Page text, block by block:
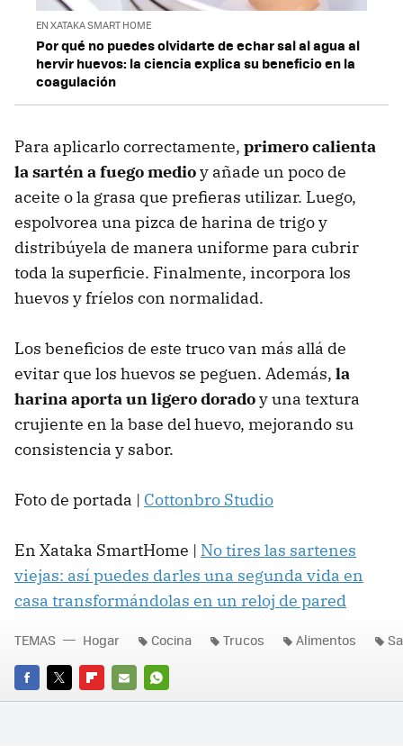
EN XATAKA SMART HOME
Por qué no puedes olvidarte de echar sal al agua al
hervir huevos: la ciencia explica su beneficio en la
coagulación
Para aplicarlo correctamente, primero calienta
la sartén a fuego medioy añade un poco de
aceite o la grasa que prefieras utilizar. Luego,
espolvorea una pizca de harina de trigo y
distribúyela de manera uniforme para cubrir
toda la superficie. Finalmente, incorpora los
huevos y fríelos con normalidad.
Los beneficios de este truco van más allá de
evitar que los huevos se peguen. Además, la
harina aporta un ligero doradoy una textura
crujiente en la base del huevo, mejorando su
consistencia y sabor.
Foto de portada | Cottonbro Studio
En Xataka SmartHome | No tires las sartenes
viejas: así puedes darles una segunda vida en
casa transformándolas en un reloj de pared
FACEBOOK
TWITTERFLIPBOARD
E-
WHATSAPP
TEMAS Hogar Cocina Trucos Alimentos